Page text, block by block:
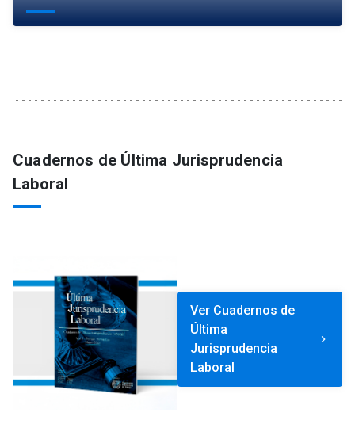
Cuadernos de Última Jurisprudencia
Laboral
Ver Cuadernos de
Última
Jurisprudencia
Laboral
keyboard_arrow_right